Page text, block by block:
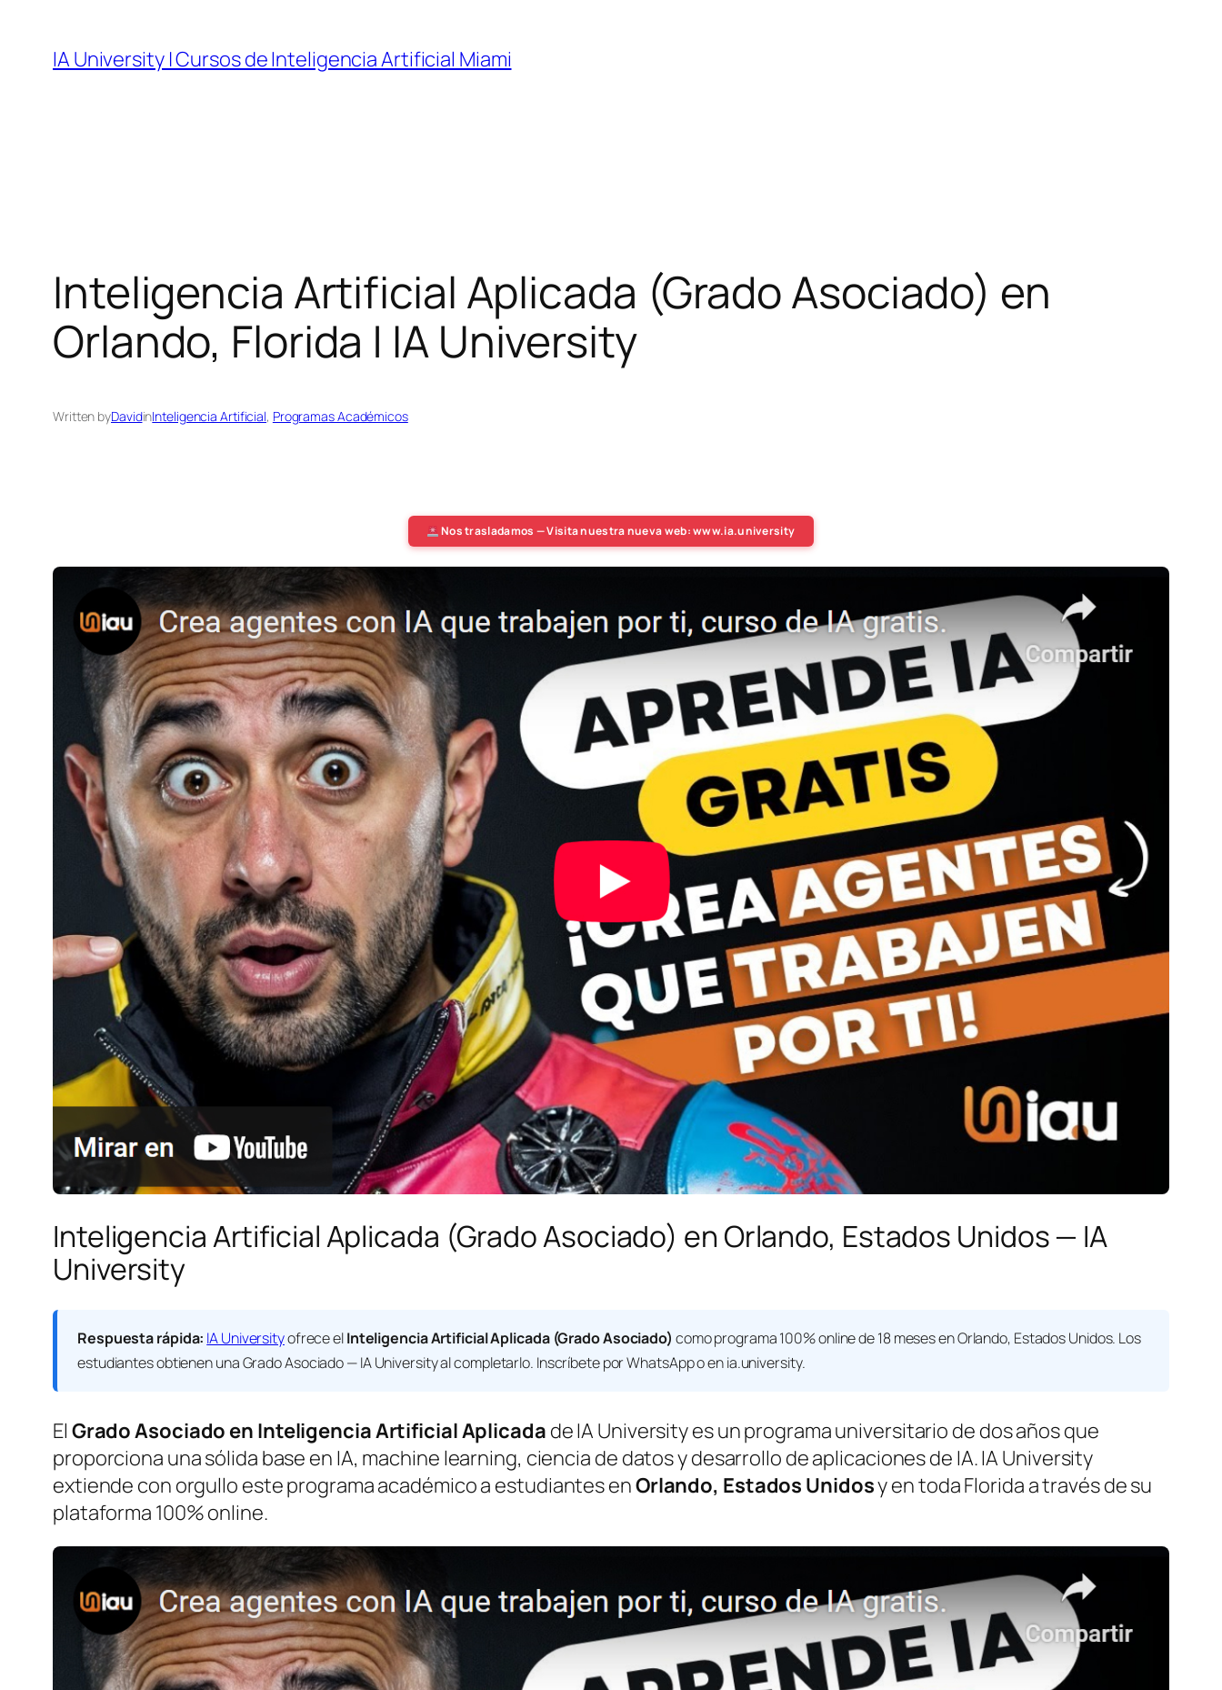
content
IA University | Cursos de Inteligencia Artificial Miami
Inteligencia Artificial Aplicada (Grado Asociado) en
Orlando, Florida | IA University
Written byDavidinInteligencia Artificial, Programas Académicos
Nos trasladamos — Visita nuestra nueva web: www.ia.university
Inteligencia Artificial Aplicada (Grado Asociado) en Orlando, Estados Unidos — IA
University
Respuesta rápida: IA Universityofrece elInteligencia Artificial Aplicada (Grado Asociado) como programa 100% online de 18 meses en Orlando, Estados Unidos. Los
estudiantes obtienen unaGrado Asociado — IA Universityal completarlo. Inscríbete por WhatsApp o en ia.university.
El Grado Asociado en Inteligencia Artificial Aplicada de IA University es un programa universitario de dos años que
proporciona una sólida base en IA, machine learning, ciencia de datos y desarrollo de aplicaciones de IA. IA University
extiende con orgullo este programa académico a estudiantes enOrlando, Estados Unidosy en toda Florida a través de su
plataforma 100% online.